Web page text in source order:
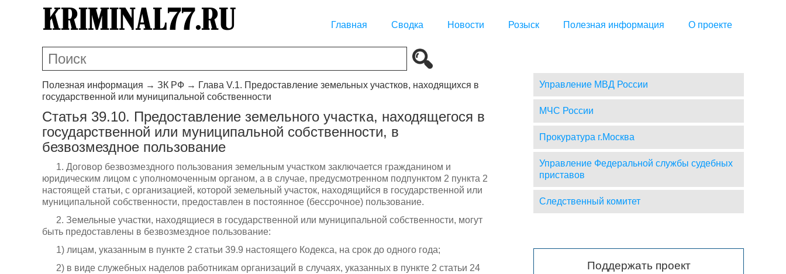
Главная Сводка Новости Розыск Полезная информация О проекте
Полезная информация → ЗК РФ → Глава V.1. Предоставление земельных участков, находящихся в
государственной или муниципальной собственности
Статья 39.10. Предоставление земельного участка, находящегося в
государственной или муниципальной собственности, в
безвозмездное пользование
1. Договор безвозмездного пользования земельным участком заключается гражданином и
юридическим лицом с уполномоченным органом, а в случае, предусмотренном подпунктом 2 пункта 2
настоящей статьи, с организацией, которой земельный участок, находящийся в государственной или
муниципальной собственности, предоставлен в постоянное (бессрочное) пользование.
2. Земельные участки, находящиеся в государственной или муниципальной собственности, могут
быть предоставлены в безвозмездное пользование:
1) лицам, указанным в пункте 2 статьи 39.9 настоящего Кодекса, на срок до одного года;
2) в виде служебных наделов работникам организаций в случаях, указанных в пункте 2 статьи 24
Управление МВД России
МЧС России
Прокуратура г.Москва
Управление Федеральной службы судебных
приставов
Следственный комитет
Поддержать проект